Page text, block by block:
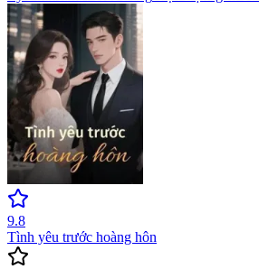
9.8
Tình yêu trước hoàng hôn